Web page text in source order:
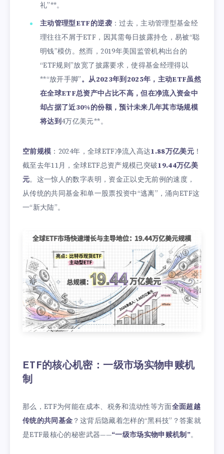
礼”**。
主动管理型ETF的逆袭：过去，主动管理型基金经
理往往不屑于ETF，因其需每日披露持仓，易被“聪
明钱”模仿。然而，2019年美国监管机构出台的
“ETF规则”放宽了披露要求，使得基金经理得以
**“放开手脚”。从2023年到2025年，主动ETF虽然
在全球ETF总资产中占比不高，但在净流入资金中
却占据了近30%的份额，预计未来几年其市场规模
将达到4万亿美元**。
空前规模 ：2024年，全球ETF净流入高达1.88万亿美元 ！
截至去年11月，全球ETF总资产规模已突破19.44万亿美
元。这一惊人的数字表明，资金正以史无前例的速度，
从传统的共同基金和单一股票投资中“逃离”，涌向ETF这
一“新大陆”。
ETF的核心机密：一级市场实物申赎机
制
那么，ETF为何能在成本、税务和流动性等方面全面超越
传统的共同基金 ？这背后隐藏着怎样的“黑科技”？答案就
是ETF最核心的秘密武器——“一级市场实物申赎机制”。